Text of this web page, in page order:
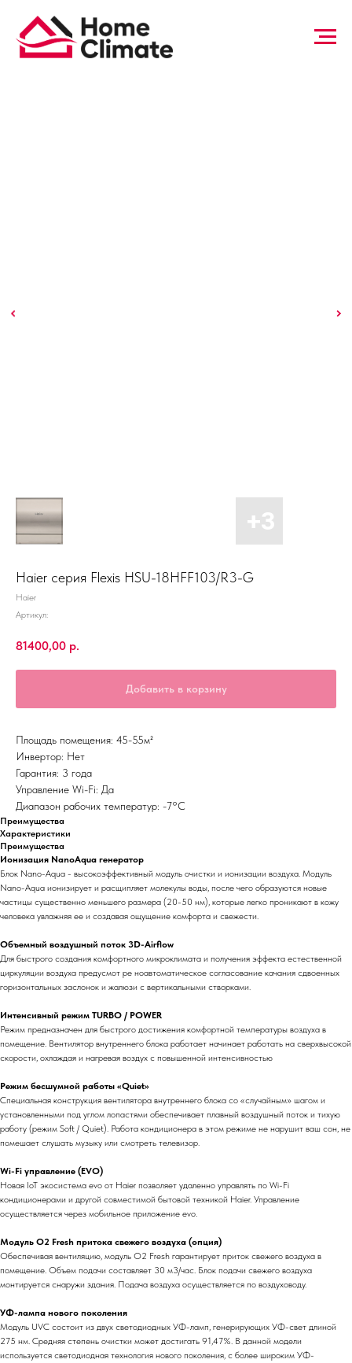
Haier серия Flexis HSU-18HFF103/R3-G
Haier
Артикул:
81400,00 р.
Добавить в корзину
Площадь помещения: 45-55м²
Инвертор: Нет
Гарантия: 3 года
Управление Wi-Fi: Да
Диапазон рабочих температур: -7°С
Преимущества
Характеристики
Преимущества
Ионизация NanoAqua генератор
Блок Nano-Aqua - высокоэффективный модуль очистки и ионизации воздуха. Модуль
Nano-Aqua ионизирует и расщипляет молекулы воды, после чего образуются новые
частицы существенно меньшего размера (20-50 нм), которые легко проникают в кожу
человека увлажняя ее и создавая ощущение комфорта и свежести.
Объемный воздушный поток 3D-Airflow
Для быстрого создания комфортного микроклимата и получения эффекта естественной
циркуляции воздуха предусмот ре ноавтоматическое согласование качания сдвоенных
горизонтальных заслонок и жалюзи с вертикальными створками.
Интенсивный режим TURBO / POWER
Режим предназначен для быстрого достижения комфортной температуры воздуха в
помещение. Вентилятор внутреннего блока работает начинает работать на сверхвысокой
скорости, охлаждая и нагревая воздух с повышенной интенсивностью
Режим бесшумной работы «Quiet»
Специальная конструкция вентилятора внутреннего блока со «случайным» шагом и
установленными под углом лопастями обеспечивает плавный воздушный поток и тихую
работу (режим Soft / Quiet). Работа кондиционера в этом режиме не нарушит ваш сон, не
помешает слушать музыку или смотреть телевизор.
Wi-Fi управление (EVO)
Новая IoT экосистема evo от Haier позволяет удаленно управлять по Wi-Fi
кондиционерами и другой совместимой бытовой техникой Haier. Управление
осуществляется через мобильное приложение evo.
Модуль O2 Fresh притока свежего воздуха (опция)
Обеспечивая вентиляцию, модуль O2 Fresh гарантирует приток свежего воздуха в
помещение. Объем подачи составляет 30 м3/час. Блок подачи свежего воздуха
монтируется снаружи здания. Подача воздуха осуществляется по воздуховоду.
УФ-лампа нового поколения
Модуль UVC состоит из двух светодиодных УФ-ламп, генерирующих УФ-свет длиной
275 нм. Средняя степень очистки может достигать 91,47%. В данной модели
используется светодиодная технология нового поколения, с более широким УФ-